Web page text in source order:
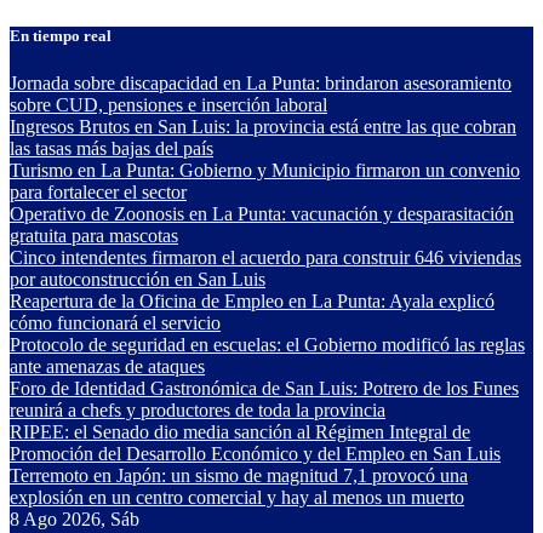
Saltar
contenido
En tiempo real
Jornada sobre discapacidad en La Punta: brindaron asesoramiento
sobre CUD, pensiones e inserción laboral
Ingresos Brutos en San Luis: la provincia está entre las que cobran
las tasas más bajas del país
Turismo en La Punta: Gobierno y Municipio firmaron un convenio
para fortalecer el sector
Operativo de Zoonosis en La Punta: vacunación y desparasitación
gratuita para mascotas
Cinco intendentes firmaron el acuerdo para construir 646 viviendas
por autoconstrucción en San Luis
Reapertura de la Oficina de Empleo en La Punta: Ayala explicó
cómo funcionará el servicio
Protocolo de seguridad en escuelas: el Gobierno modificó las reglas
ante amenazas de ataques
Foro de Identidad Gastronómica de San Luis: Potrero de los Funes
reunirá a chefs y productores de toda la provincia
RIPEE: el Senado dio media sanción al Régimen Integral de
Promoción del Desarrollo Económico y del Empleo en San Luis
Terremoto en Japón: un sismo de magnitud 7,1 provocó una
explosión en un centro comercial y hay al menos un muerto
8 Ago 2026, Sáb